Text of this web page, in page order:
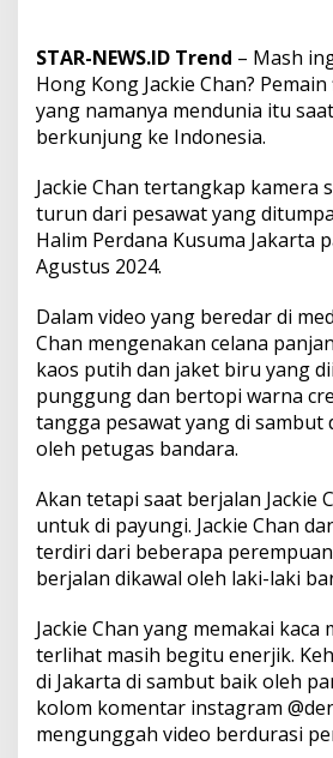
r
a
H
a
l
m
e
r
n
a
K
u
s
u
m
a
e
n
o
l
a
D
i
p
a
y
u
STAR-NEWS.ID Trend – Mash
Hong Kong Jackie Chan?
yang namanya mendunia itu
berkunjung ke Indonesia.
Jackie Chan tertangkap kamera
turun dari pesawat yang
Halim Perdana Kusuma Jakarta
Agustus 2024.
Dalam video yang beredar di
Chan mengenakan celana
kaos putih dan jaket biru yang
punggung dan bertopi warna
tangga pesawat yang di sambut
oleh petugas bandara.
Akan tetapi saat berjalan Jackie
untuk di payungi. Jackie Chan
terdiri dari beberapa
berjalan dikawal oleh laki-laki
Jackie Chan yang memakai kaca
terlihat masih begitu enerjik.
di Jakarta di sambut baik oleh
kolom komentar instagram
mengunggah video berdurasi